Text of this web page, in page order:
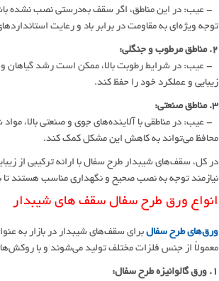
- عیب: در این مناطق، اگر سقف به‌درستی نصب نشده
توجه ویژه‌ای به مقاومت در برابر باد و رعایت
2. مناطق مرطوب و جنگلی:
- عیب: در شرایط رطوبت بالا، ممکن است رشد گیاهان و
زیبایی و عملکرد خود را حفظ کند.
3. مناطق صنعتی:
- عیب: در مناطقی با آلاینده‌های جوی و صنعتی بالا،
محافظ می‌تواند به کاهش این مشکل کمک کند.
در کل، سقف‌های شیبدار طرح سفال با ارائه ترکیبی از
نیازمند توجه به نصب صحیح و نگهداری مناسب هستند تا
انواع ورق طرح سفال سقف های شیبدار
ورق‌های طرح سفالبرای سقف‌های شیبدار در بازار به
معمولاً از جنس فلزات مختلف تولید می‌شوند و با
1. ورق گالوانیزه طرح سفال: